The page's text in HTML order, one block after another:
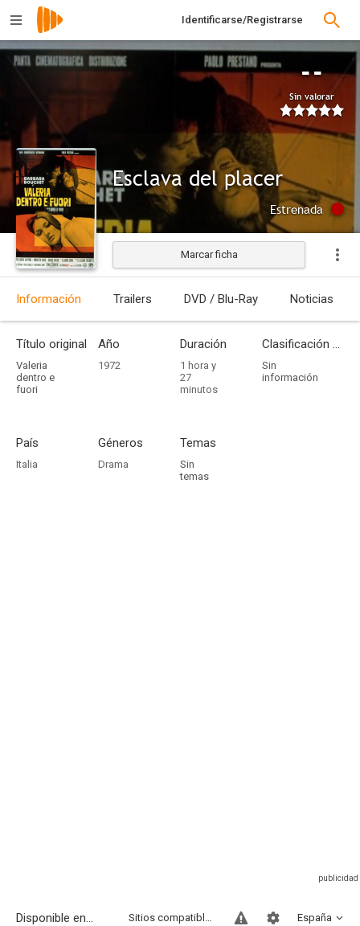
Identificarse/Registrarse
--
Sin valorar
Esclava del placer
Estrenada
Marcar ficha
Información Trailers DVD / Blu-Ray Noticias
Título original
Valeria
dentro e
fuori
Año
1972
Duración
1 hora y
27
minutos
Clasificación por edades
Sin
información
País
Italia
Géneros
Drama
Temas
Sin
temas
Disponible en... España
Sitios compatibles